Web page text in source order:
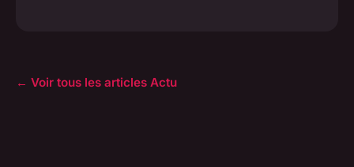
← Voir tous les articles Actu